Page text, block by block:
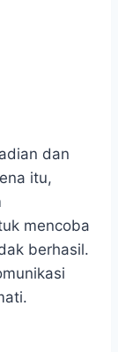
dan
itu,
mencoba
berhasil.